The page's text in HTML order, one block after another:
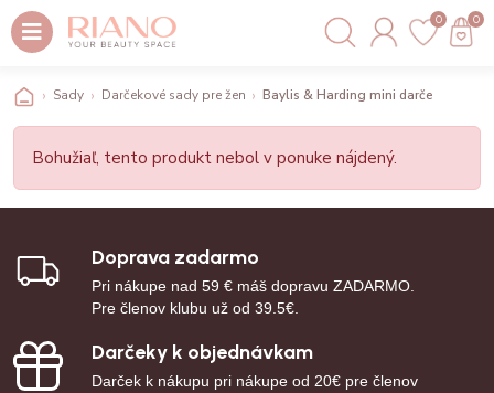
0 0
Sady Darčekové sady pre ženy Baylis & Harding mini darčeková
Bohužiaľ, tento produkt nebol v ponuke nájdený.
Doprava zadarmo
Pri nákupe nad 59 € máš dopravu ZADARMO.
Pre členov klubu už od 39.5€.
Darčeky k objednávkam
Darček k nákupu pri nákupe od 20€ pre členov